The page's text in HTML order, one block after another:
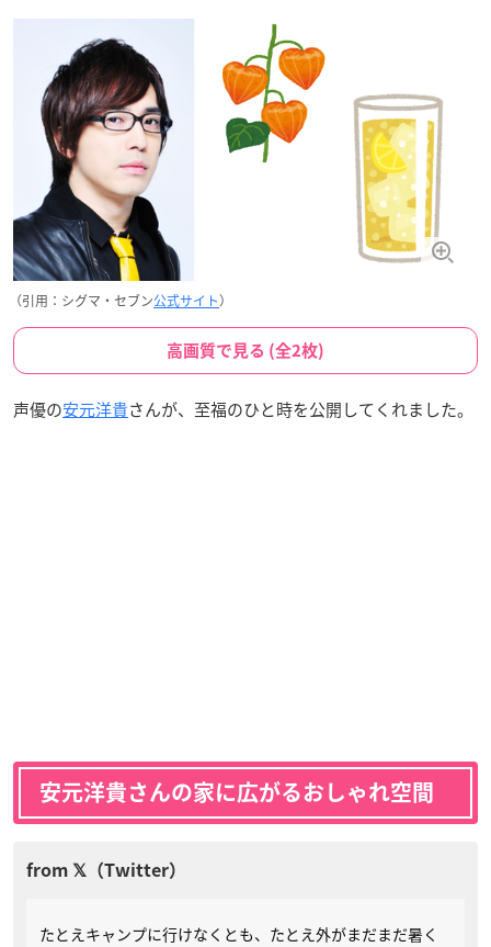
（引用：シグマ・セブン公式サイト）
高画質で見る (全2枚)
声優の安元洋貴さんが、至福のひと時を公開してくれました。
安元洋貴さんの家に広がるおしゃれ空間
たとえキャンプに行けなくとも、たとえ外がまだまだ暑く